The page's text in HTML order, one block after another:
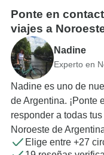
Ponte en
viajes a
Nadine
Experto en
Nadine es uno de
de Argentina. ¡Ponte
responder a todas
Noroeste de
Elige entre +27